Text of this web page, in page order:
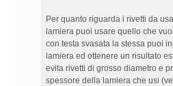
Per quanto riguarda i rivetti da
lamiera puoi usare quello che
con testa svasata la stessa puoi
lamiera ed ottenere un risultato
evita rivetti di grosso diametro e
spessore della lamiera che usi